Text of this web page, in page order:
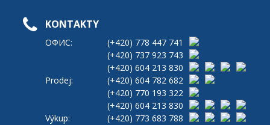
KONTAKTY
ОФИС: (+420) 778 447 741
(+420) 737 923 743
(+420) 604 213 830
Prodej:
(+420) 604 782 682
(+420) 770 193 322
(+420) 604 213 830
Výkup:
(+420) 773 683 788